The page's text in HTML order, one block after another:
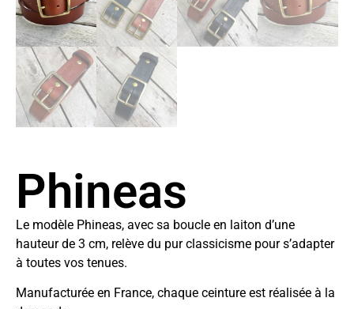
Phineas
Le modèle Phineas, avec sa boucle en laiton d’une
hauteur de 3 cm, relève du pur classicisme pour s’adapter
à toutes vos tenues.
Manufacturée en France, chaque ceinture est réalisée à la